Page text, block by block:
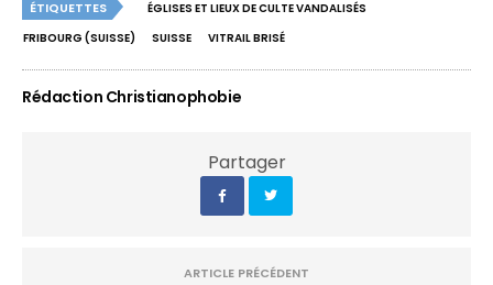
ÉTIQUETTES
ÉGLISES ET LIEUX DE CULTE VANDALISÉS
FRIBOURG (SUISSE)
SUISSE VITRAIL BRISÉ
Rédaction Christianophobie
Partager
ARTICLE PRÉCÉDENT